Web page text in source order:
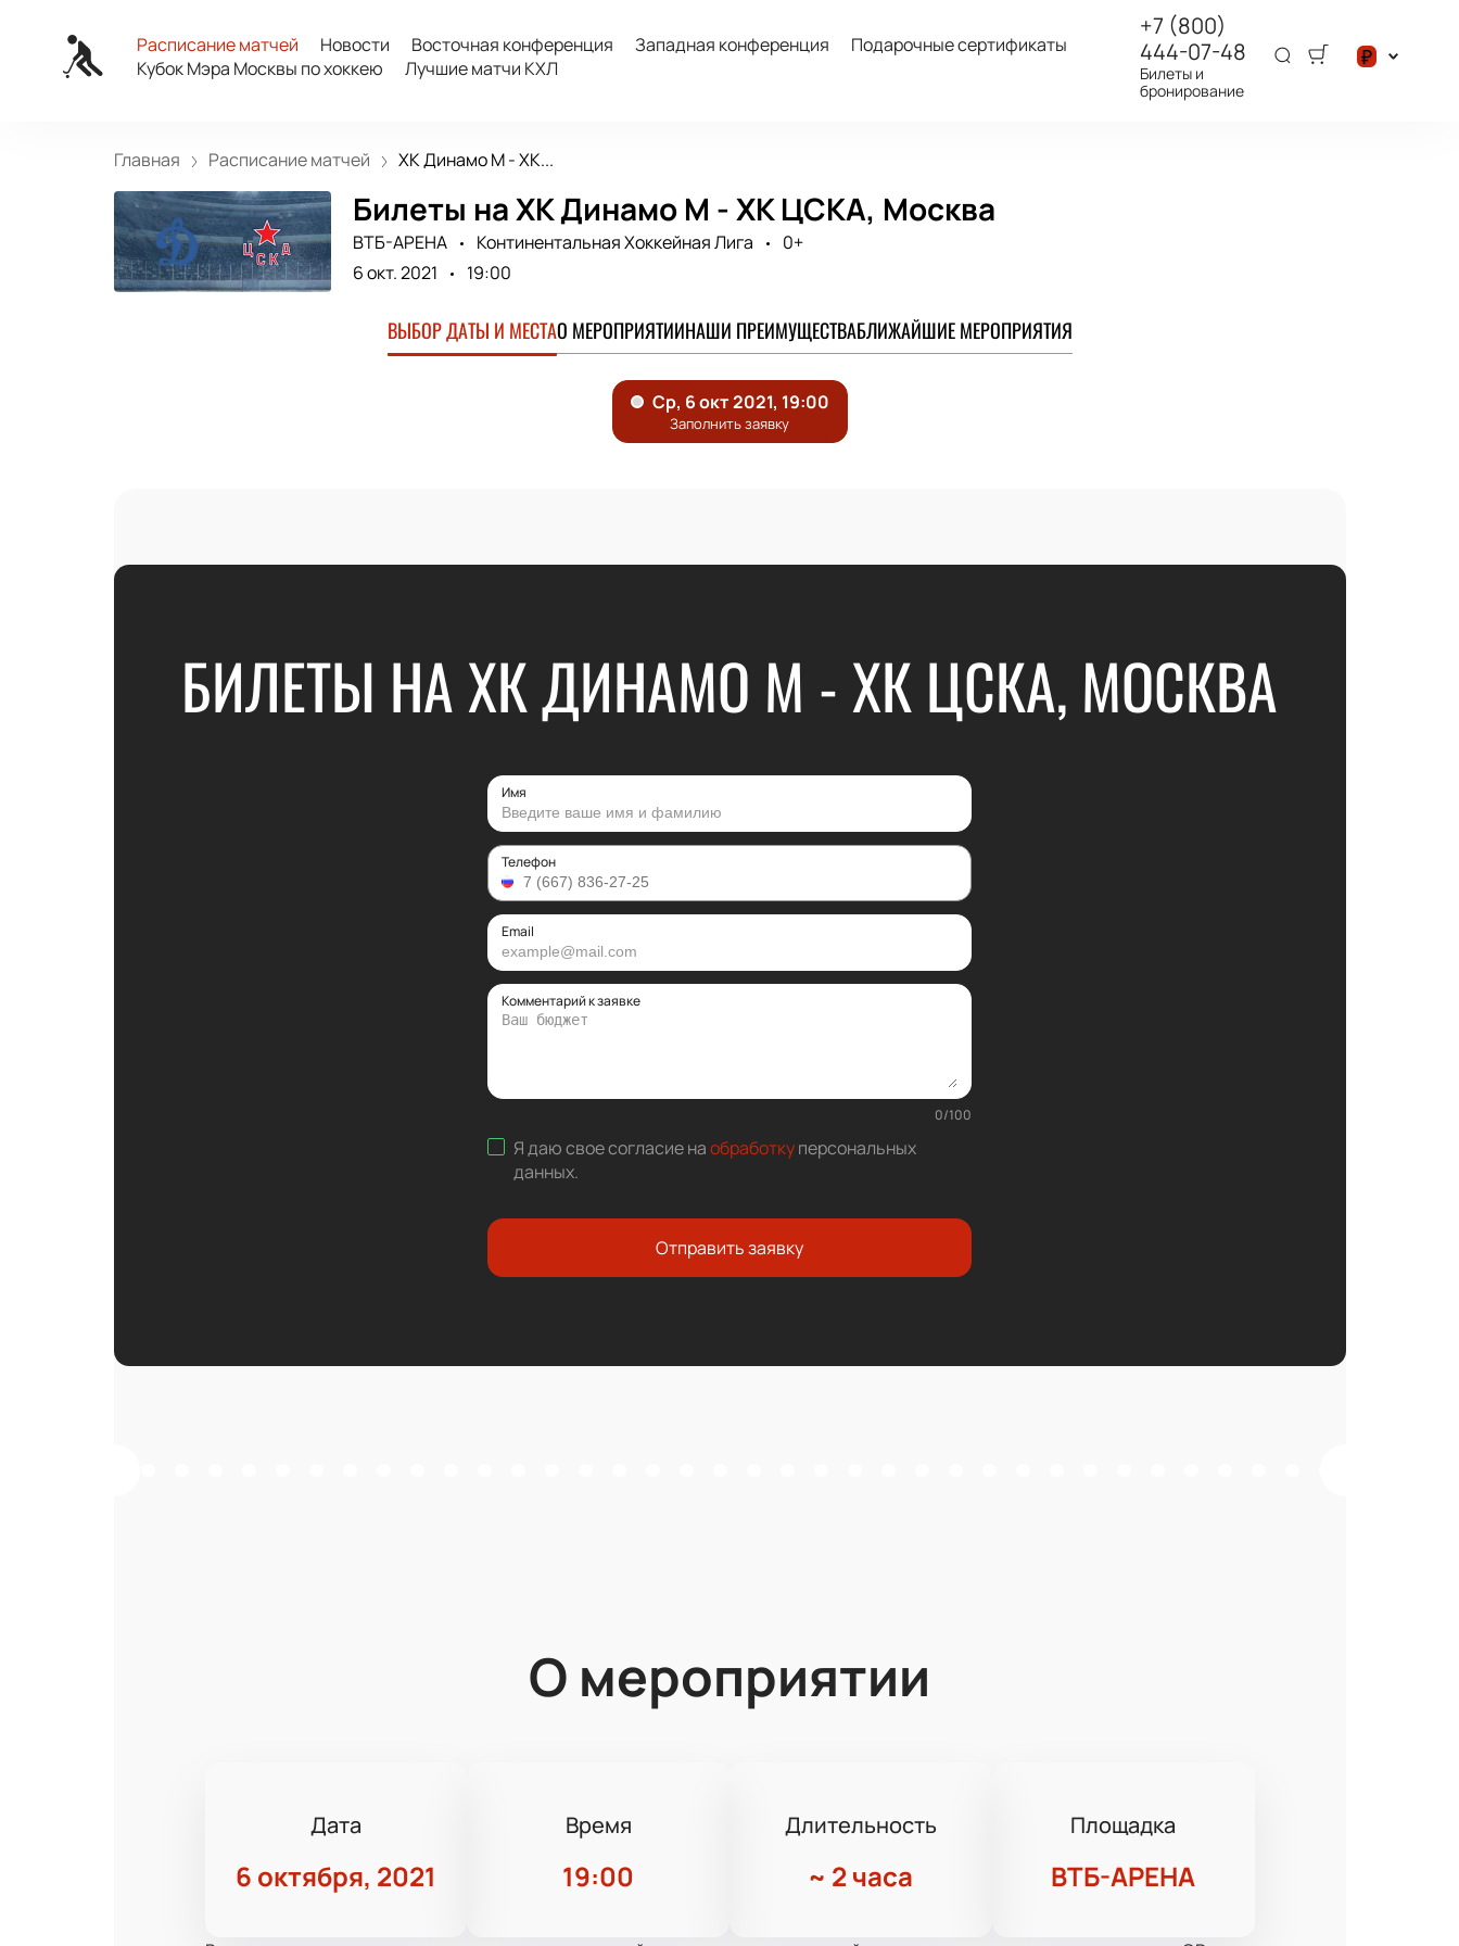
Расписание матчей Новости Восточная конференция Западная конференция
Подарочные сертификаты
Кубок Мэра Москвы по хоккею
Лучшие матчи КХЛ
+7 (800)
444-07-48
Билеты и
бронирование
₽
Главная Расписание матчей ХК Динамо М - ХК...
Билеты на ХК Динамо М - ХК ЦСКА, Москва
ВТБ-АРЕНА Континентальная Хоккейная Лига
0+
6 окт. 2021
19:00
ВЫБОР ДАТЫ И МЕСТАО МЕРОПРИЯТИИНАШИ ПРЕИМУЩЕСТВАБЛИЖАЙШИЕ МЕРОПРИЯТИЯ
БИЛЕТЫ НА ХК ДИНАМО М - ХК ЦСКА, МОСКВА
Имя
Телефон
Email
Комментарий к заявке
0/100
Я даю свое согласие наобработкуперсональных
данных.
Отправить заявку
О мероприятии
Дата
6 октября, 2021
Время
19:00
Длительность
~ 2 часа
Площадка
ВТБ-АРЕНА